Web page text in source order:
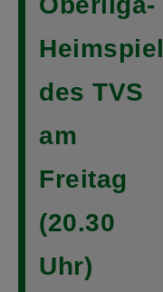
Heimspiel
des TVS
am
Freitag
(20.30
Uhr)